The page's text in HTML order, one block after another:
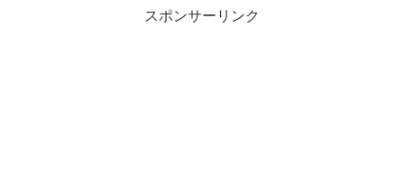
スポンサーリンク